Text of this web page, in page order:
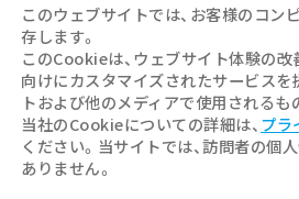
©Hiroshima Tourism
Hiroshima Prefecture /
All rights
このウェブサイトでは、お客様のコ
存します。
このCookieは、ウェブサイト体験の改
向けにカスタマイズされたサービス
トおよび他のメディアで使用されるも
当社のCookieについての詳細は、 プラ
ください。当サイトでは、訪問者の個
ありません。